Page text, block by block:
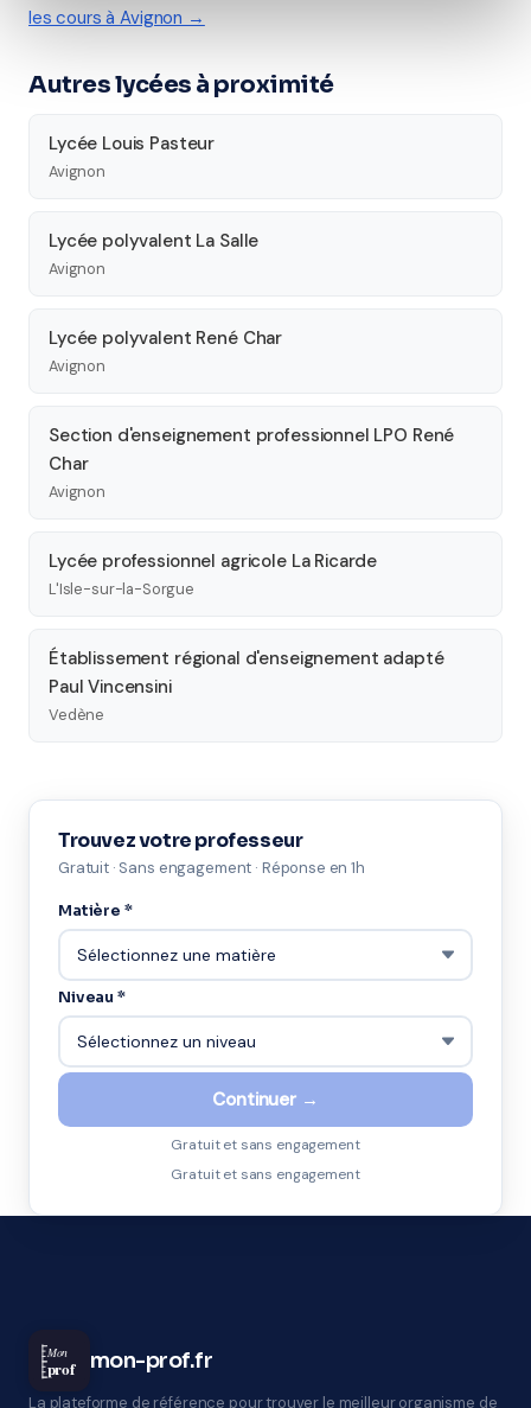
les cours à Avignon →
Autres lycées à proximité
Lycée Louis Pasteur
Avignon
Lycée polyvalent La Salle
Avignon
Lycée polyvalent René Char
Avignon
Section d'enseignement professionnel LPO René
Char
Avignon
Lycée professionnel agricole La Ricarde
L'Isle-sur-la-Sorgue
Établissement régional d'enseignement adapté
Paul Vincensini
Vedène
Trouvez votre professeur
Gratuit · Sans engagement · Réponse en 1h
Matière *
Niveau *
Continuer →
Gratuit et sans engagement
Gratuit et sans engagement
Mon
prof mon-prof.fr
La plateforme de référence pour trouver le meilleur organisme de